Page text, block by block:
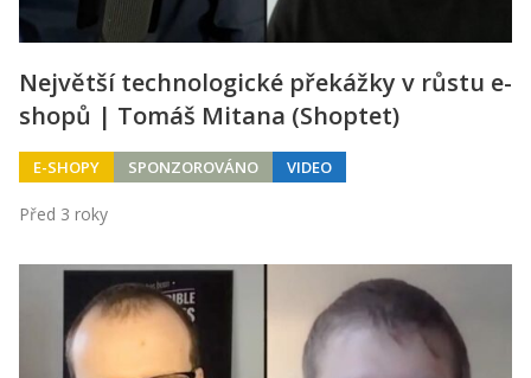
Největší technologické překážky v růstu e-
shopů | Tomáš Mitana (Shoptet)
E-SHOPY SPONZOROVÁNO VIDEO
Před 3 roky